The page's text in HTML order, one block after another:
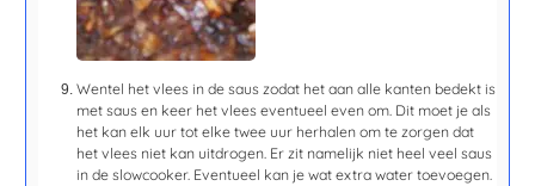
Wentel het vlees in de saus zodat het aan alle kanten bedekt is
met saus en keer het vlees eventueel even om. Dit moet je als
het kan elk uur tot elke twee uur herhalen om te zorgen dat
het vlees niet kan uitdrogen. Er zit namelijk niet heel veel saus
in de slowcooker. Eventueel kan je wat extra water toevoegen.